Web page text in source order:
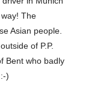
The
Asian people.
of P.P.
Bent who badly
)